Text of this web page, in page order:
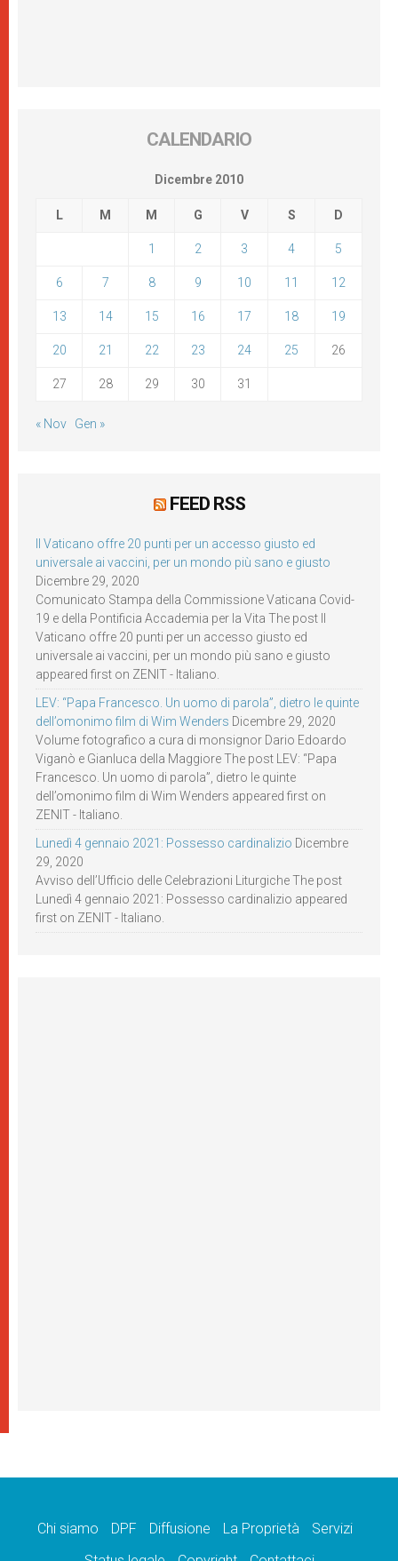
CALENDARIO
Dicembre 2010
L M M G V S D
1 2 3 4 5
6 7 8 9 10 11 12
13 14 15 16 17 18 19
20 21 22 23 24 25 26
27 28 29 30 31
« Nov Gen »
FEED RSS
Il Vaticano offre 20 punti per un accesso giusto ed
universale ai vaccini, per un mondo più sano e giusto
Dicembre 29, 2020
Comunicato Stampa della Commissione Vaticana Covid-
19 e della Pontificia Accademia per la Vita The post Il
Vaticano offre 20 punti per un accesso giusto ed
universale ai vaccini, per un mondo più sano e giusto
appeared first on ZENIT - Italiano.
LEV: “Papa Francesco. Un uomo di parola”, dietro le quinte
dell’omonimo film di Wim Wenders Dicembre 29, 2020
Volume fotografico a cura di monsignor Dario Edoardo
Viganò e Gianluca della Maggiore The post LEV: “Papa
Francesco. Un uomo di parola”, dietro le quinte
dell’omonimo film di Wim Wenders appeared first on
ZENIT - Italiano.
Lunedì 4 gennaio 2021: Possesso cardinalizio Dicembre
29, 2020
Avviso dell’Ufficio delle Celebrazioni Liturgiche The post
Lunedì 4 gennaio 2021: Possesso cardinalizio appeared
first on ZENIT - Italiano.
Chi siamo DPF Diffusione La Proprietà
Servizi